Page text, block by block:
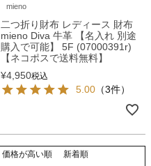
mieno
二つ折り財布 レディース 財布
mieno Diva 牛革 【名入れ 別途
購入で可能】 5F (07000391r)
【ネコポスで送料無料】
¥4,950税込
5.00 （3件）
価格が高い順
新着順